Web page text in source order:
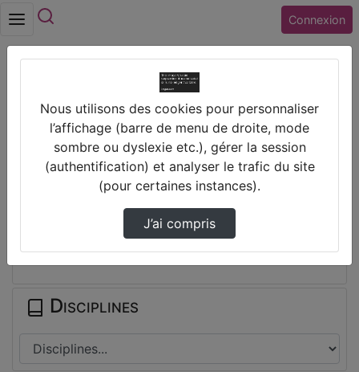
Connexion
Collège NICOLAS ROBERT (28) VERNOUILLET
Projet Alarme Plante 2025
Prendre des notes
Il n'y a pas de note disponible pour vous pour cette vidéo.
Connectez-vous pour en créer une nouvelle.
Disciplines
Nous utilisons des cookies pour personnaliser
l’affichage (barre de menu de droite, mode
sombre ou dyslexie etc.), gérer la session
(authentification) et analyser le trafic du site
(pour certaines instances).
J’ai compris